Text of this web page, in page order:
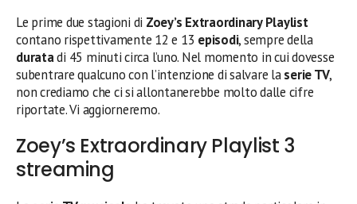
Le prime due stagioni di Zoey’s Extraordinary Playlist
contano rispettivamente 12 e 13 episodi, sempre della
duratadi 45 minuti circa l’uno. Nel momento in cui dovesse
subentrare qualcuno con l’intenzione di salvare laserie TV,
non crediamo che ci si allontanerebbe molto dalle cifre
riportate. Vi aggiorneremo.
Zoey’s Extraordinary Playlist 3
streaming